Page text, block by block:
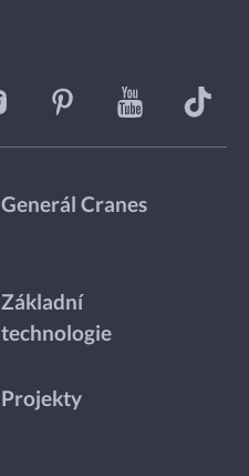
Generál Cranes
Základní
technologie
Projekty